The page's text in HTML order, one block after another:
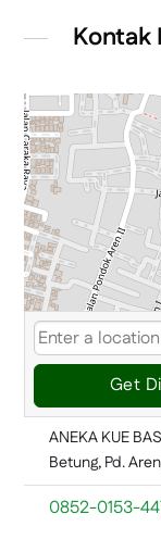
Kontak
Get
ANEKA KUE
Betung, Pd.
0852-0153-